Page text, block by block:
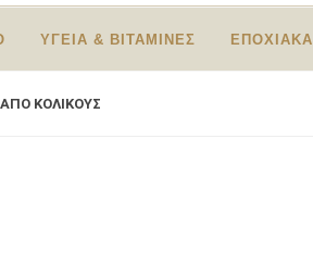
ΥΓΕΙΑ & ΒΙΤΑΜΙΝΕΣ ΕΠΟΧΙΑΚΑ
ΚΟΛΙΚΟΥΣ